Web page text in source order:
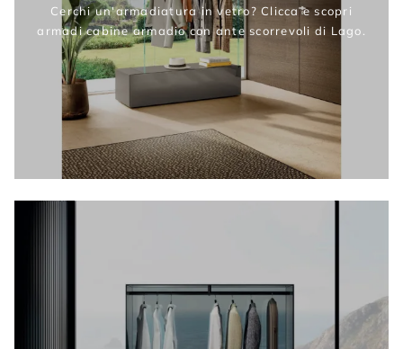
Cerchi un'armadiatura in vetro? Clicca e scopri
armadi cabine armadio con ante scorrevoli di Lago.